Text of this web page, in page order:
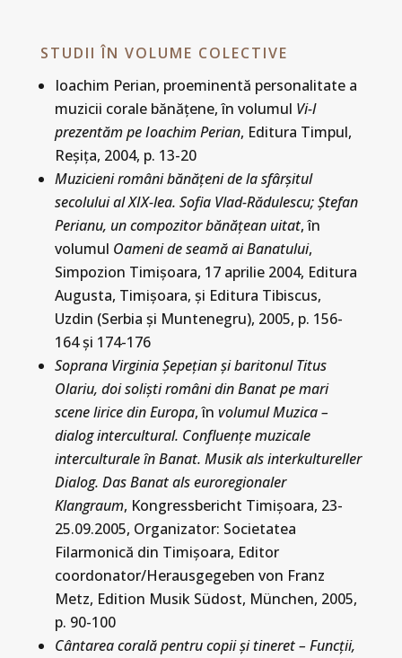
STUDII ÎN VOLUME COLECTIVE
Ioachim Perian, proeminentă personalitate a
muzicii corale bănăţene, în volumul Vi-l
prezentăm pe Ioachim Perian, Editura Timpul,
Reşiţa, 2004, p. 13-20
Muzicieni români bănăţeni de la sfârşitul
secolului al XIX-lea. Sofia Vlad-Rădulescu; Ştefan
Perianu, un compozitor bănăţean uitat, în
volumul Oameni de seamă ai Banatului,
Simpozion Timişoara, 17 aprilie 2004, Editura
Augusta, Timişoara, şi Editura Tibiscus,
Uzdin (Serbia şi Muntenegru), 2005, p. 156-
164 şi 174-176
Soprana Virginia Şepeţian şi baritonul Titus
Olariu, doi solişti români din Banat pe mari
scene lirice din Europa, în volumul Muzica –
dialog intercultural. Confluenţe muzicale
interculturale în Banat. Musik als interkultureller
Dialog. Das Banat als euroregionaler
Klangraum, Kongressbericht Timişoara, 23-
25.09.2005, Organizator: Societatea
Filarmonică din Timişoara, Editor
coordonator/Herausgegeben von Franz
Metz, Edition Musik Südost, München, 2005,
p. 90-100
Cântarea corală pentru copii şi tineret – Funcţii,